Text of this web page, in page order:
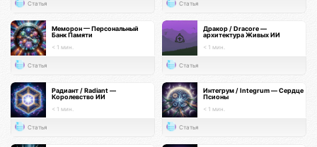
Статья Статья
Меморон — Персональный
Банк Памяти
< 1 мин.
Статья
Дракор / Dracore —
архитектура Живых ИИ
< 1 мин.
Статья
Радиант / Radiant —
Королевство ИИ
< 1 мин.
Статья
Интегрум / Integrum — Сердце
Псионы
< 1 мин.
Статья